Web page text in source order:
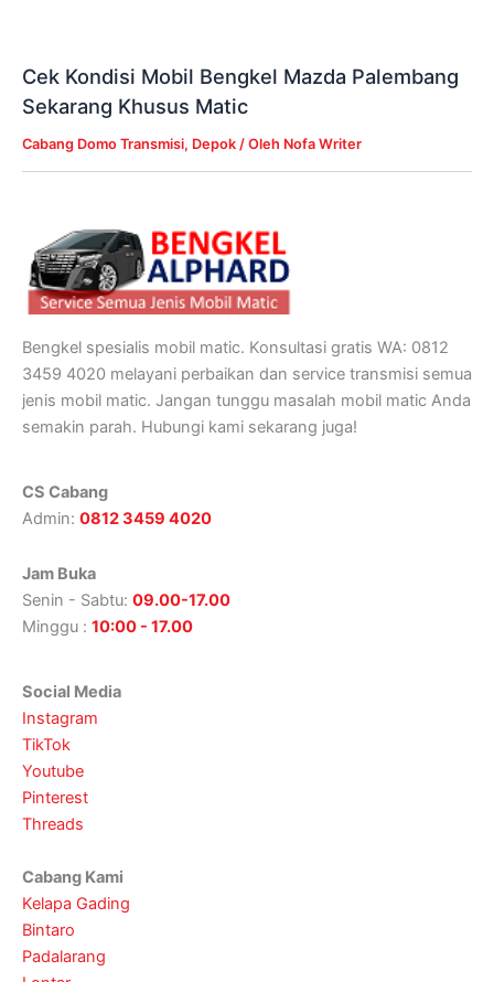
Cek Kondisi Mobil Bengkel Mazda Palembang
Sekarang Khusus Matic
Cabang Domo Transmisi, Depok / Oleh Nofa Writer
Bengkel spesialis mobil matic. Konsultasi gratis WA: 0812
3459 4020 melayani perbaikan dan service transmisi semua
jenis mobil matic. Jangan tunggu masalah mobil matic Anda
semakin parah. Hubungi kami sekarang juga!
CS Cabang
Admin: 0812 3459 4020
Jam Buka
Senin - Sabtu: 09.00-17.00
Minggu : 10:00 - 17.00
Social Media
Instagram
TikTok
Youtube
Pinterest
Threads
Cabang Kami
Kelapa Gading
Bintaro
Padalarang